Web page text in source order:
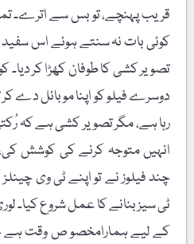
قریب پہنچے، تو بس سے اترے۔ تمام
کوئی بات نہ سنتے ہوئے اس
تصویر کشی کا طوفان کھڑا کر دیا۔
دوسرے فیلو کو اپنا موبائل دے
رہا ہے، مگر تصویر کشی ہے کہ رُکتی
انہیں متوجہ کرنے کی کوشش
چند فیلوز نے تو اپنے ٹی وی چینلز
ٹی سیز بنانے کا عمل شروع کیا۔
کے لیے ہمارامخصو ص وقت ہے